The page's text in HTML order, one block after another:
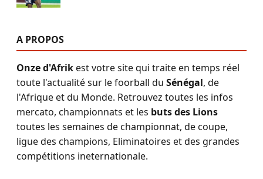
A PROPOS
Onze d'Afrikest votre site qui traite en temps réel
toute l'actualité sur le foorball du Sénégal, de
l'Afrique et du Monde. Retrouvez toutes les infos
mercato, championnats et les buts des Lions
toutes les semaines de championnat, de coupe,
ligue des champions, Eliminatoires et des grandes
compétitions ineternationale.